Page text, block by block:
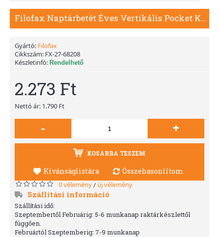
Filofax Naptárbetét Éves Vertikális Pocket Krém 2027
Gyártó: Filofax
Cikkszám: FX-27-68208
Készletinfó: Rendelhető
2.273 Ft
Nettó ár: 1.790 Ft
- +
KOSÁRBA TESZEM
Kívánságlistára Összehasonlítom
0 vélemény/ új vélemény
Szállítási információ
Szállítási idő:
Szeptembertől Februárig: 5-6 munkanap raktárkészlettől
függően.
Februártól Szeptemberig: 7-9 munkanap